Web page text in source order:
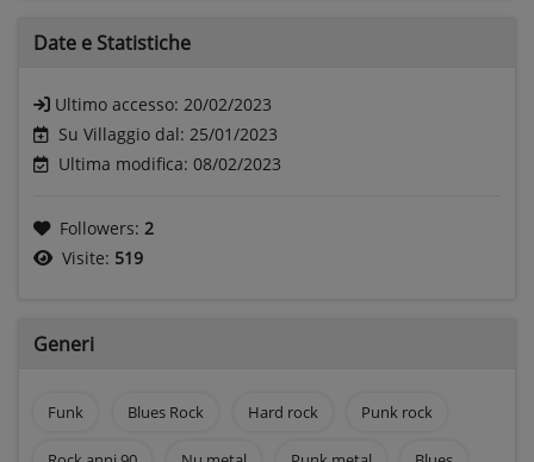
Date e Statistiche
Ultimo accesso: 20/02/2023
Su Villaggio dal: 25/01/2023
Ultima modifica: 08/02/2023
Followers: 2
Visite: 519
Generi
Funk Blues Rock Hard rock Punk rock